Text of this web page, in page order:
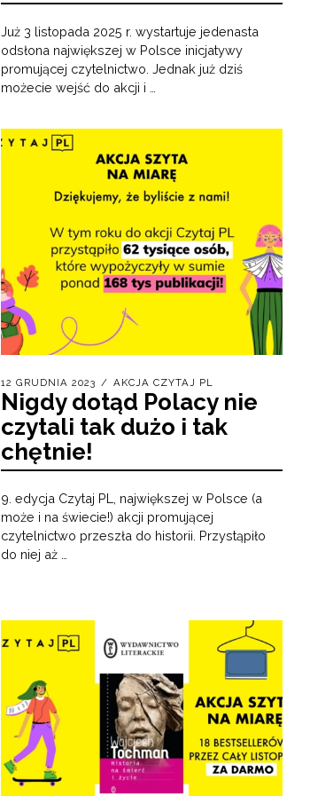
Już 3 listopada 2025 r. wystartuje jedenasta
odsłona największej w Polsce inicjatywy
promującej czytelnictwo. Jednak już dziś
możecie wejść do akcji i …
12 GRUDNIA 2023 AKCJA CZYTAJ PL
Nigdy dotąd Polacy nie
czytali tak dużo i tak
chętnie!
9. edycja Czytaj PL, największej w Polsce (a
może i na świecie!) akcji promującej
czytelnictwo przeszła do historii. Przystąpiło
do niej aż …